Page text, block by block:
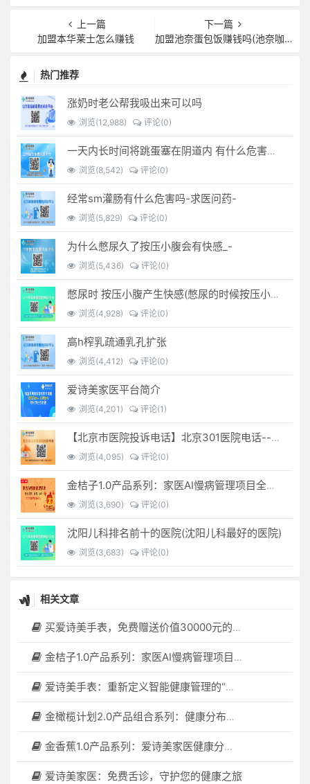
上一篇
加盟本华莱士怎么赚钱
下一篇
加盟池奈蛋包饭赚钱吗(池奈咖喱蛋包饭总部加盟)
热门推荐
涨奶时老公帮我吸出来可以吗
浏览(12,988) 评论(0)
一天内长时间将跳蛋塞在阴道内 有什么危害免...(跳蛋是放哪里)
浏览(8,542) 评论(0)
经常sm灌肠有什么危害吗-求医问药-
浏览(5,829) 评论(0)
为什么憋尿久了按压小腹会有快感_-
浏览(5,436) 评论(0)
憋尿时 按压小腹产生快感(憋尿的时候按压小腹是什么感觉)
浏览(4,928) 评论(0)
高h榨乳疏通乳孔扩张
浏览(4,412) 评论(0)
爱诗美家医平台简介
浏览(4,201) 评论(1)
【北京市医院投诉电话】北京301医院电话--(北京301医院投诉电话多少)
浏览(4,095) 评论(0)
金桔子1.0产品系列：家医AI慢病管理项目全国招募区域合伙人，低投入，高回报，长收益
浏览(3,690) 评论(0)
沈阳儿科排名前十的医院(沈阳儿科最好的医院)
浏览(3,683) 评论(0)
相关文章
买爱诗美手表，免费赠送价值30000元的数智化门店系统一套（含硬件）
金桔子1.0产品系列：家医AI慢病管理项目全国招募区域合伙人，低投入，高回报，长收益
爱诗美手表：重新定义智能健康管理的“医疗级守护者”
金橄榄计划2.0产品组合系列：健康分布机（健康一体机）+慢病管理系统，可落地在健康小屋，社区服务中心等等
金香蕉1.0产品系列：爱诗美家医健康分布机，健康一体机，社区服务中心，药店，健康小屋都需要
爱诗美家医：免费舌诊，守护您的健康之旅